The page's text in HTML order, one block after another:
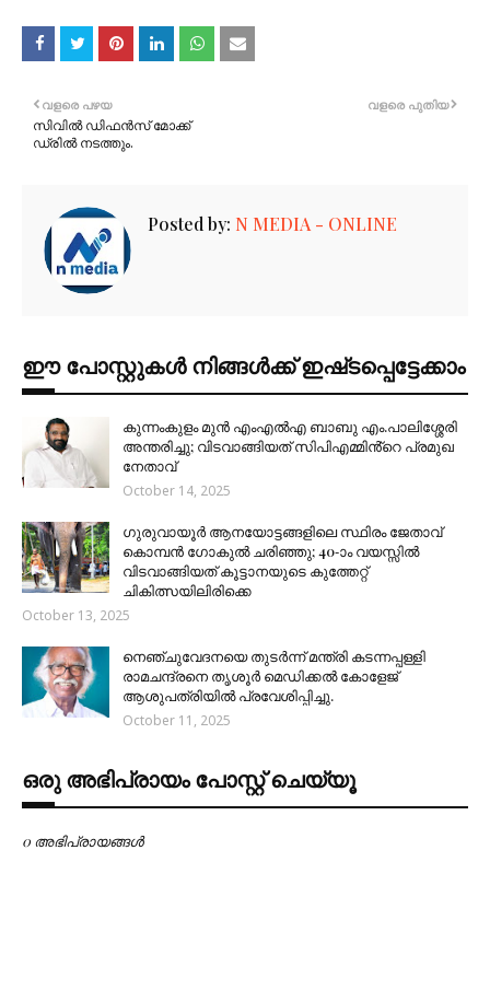
വളരെ പുതിയ
വളരെ പഴയ
സിവിൽ ഡിഫൻസ് മോക്ക്
ഡ്രിൽ നടത്തും.
Posted by: N MEDIA - ONLINE
ഈ പോസ്റ്റുകൾ നിങ്ങൾക്ക് ഇഷ്‌‌ടപ്പെട്ടേക്കാം
കുന്നംകുളം മുൻ എംഎൽഎ ബാബു എം.പാലിശ്ശേരി
അന്തരിച്ചു; വിടവാങ്ങിയത് സിപിഎമ്മിൻ്റെ പ്രമുഖ
നേതാവ്
October 14, 2025
ഗുരുവായൂർ ആനയോട്ടങ്ങളിലെ സ്ഥിരം ജേതാവ്
കൊമ്പൻ ഗോകുൽ ചരിഞ്ഞു; 40-ാം വയസ്സിൽ
വിടവാങ്ങിയത് കൂട്ടാനയുടെ കുത്തേറ്റ്
ചികിത്സയിലിരിക്കെ
October 13, 2025
നെഞ്ചുവേദനയെ തുടർന്ന് മന്ത്രി കടന്നപ്പള്ളി
രാമചന്ദ്രനെ തൃശൂർ മെഡിക്കൽ കോളേജ്
ആശുപത്രിയിൽ പ്രവേശിപ്പിച്ചു.
October 11, 2025
ഒരു അഭിപ്രായം പോസ്റ്റ് ചെയ്യൂ
0 അഭിപ്രായങ്ങള്‍